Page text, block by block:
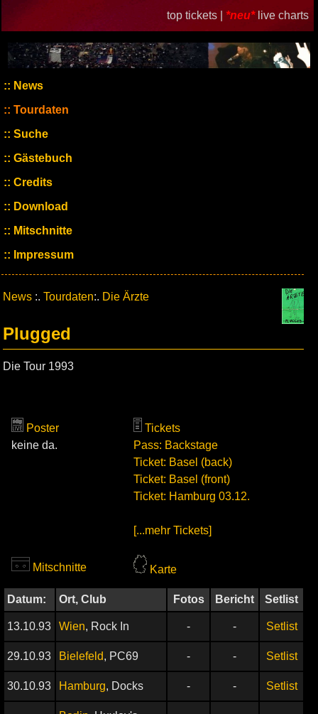
top tickets | *neu* live charts
News
Tourdaten
Suche
Gästebuch
Credits
Download
Mitschnitte
Impressum
News :. Tourdaten:. Die Ärzte
Plugged
Die Tour 1993
Poster
keine da.
Tickets
Pass: Backstage
Ticket: Basel (back)
Ticket: Basel (front)
Ticket: Hamburg 03.12.
[...mehr Tickets]
Mitschnitte Karte
Datum: Ort, Club Fotos Bericht Setlist
13.10.93 Wien, Rock In - - Setlist
29.10.93 Bielefeld, PC69 - - Setlist
30.10.93 Hamburg, Docks - - Setlist